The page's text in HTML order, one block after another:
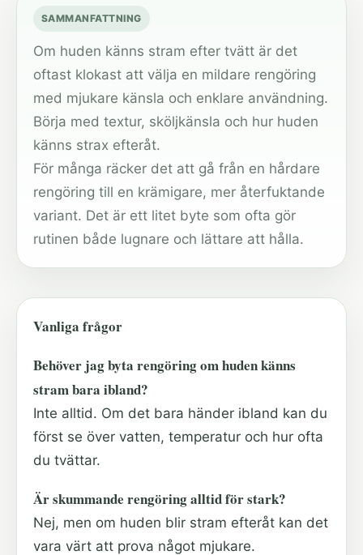
SAMMANFATTNING
Om huden känns stram efter tvätt är det
oftast klokast att välja en mildare rengöring
med mjukare känsla och enklare användning.
Börja med textur, sköljkänsla och hur huden
känns strax efteråt.
För många räcker det att gå från en hårdare
rengöring till en krämigare, mer återfuktande
variant. Det är ett litet byte som ofta gör
rutinen både lugnare och lättare att hålla.
Vanliga frågor
Behöver jag byta rengöring om huden känns
stram bara ibland?
Inte alltid. Om det bara händer ibland kan du
först se över vatten, temperatur och hur ofta
du tvättar.
Är skummande rengöring alltid för stark?
Nej, men om huden blir stram efteråt kan det
vara värt att prova något mjukare.